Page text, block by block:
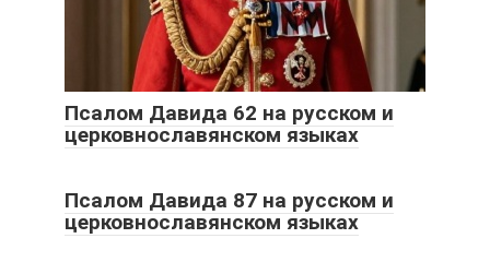
Псалом Давида 62 на русском и
церковнославянском языках
Псалом Давида 87 на русском и
церковнославянском языках